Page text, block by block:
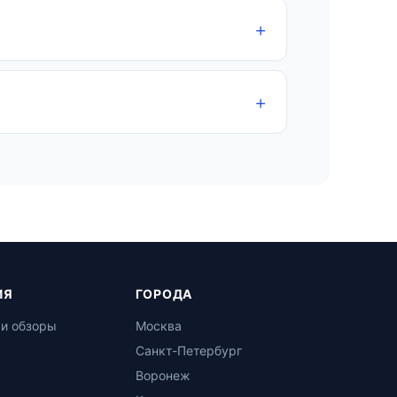
обзоры
ГОРОДА
Москва
Санкт-Петербург
Воронеж